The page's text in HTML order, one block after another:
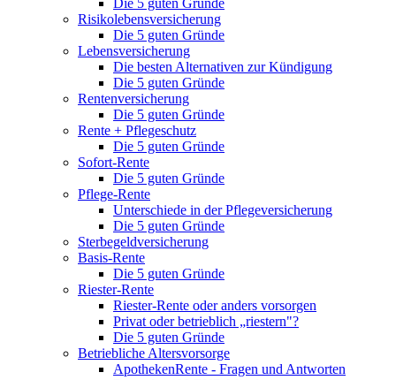
Die 5 guten Gründe
Risikolebensversicherung
Die 5 guten Gründe
Lebensversicherung
Die besten Alternativen zur Kündigung
Die 5 guten Gründe
Rentenversicherung
Die 5 guten Gründe
Rente + Pflegeschutz
Die 5 guten Gründe
Sofort-Rente
Die 5 guten Gründe
Pflege-Rente
Unterschiede in der Pflegeversicherung
Die 5 guten Gründe
Sterbegeldversicherung
Basis-Rente
Die 5 guten Gründe
Riester-Rente
Riester-Rente oder anders vorsorgen
Privat oder betrieblich „riestern"?
Die 5 guten Gründe
Betriebliche Altersvorsorge
ApothekenRente - Fragen und Antworten